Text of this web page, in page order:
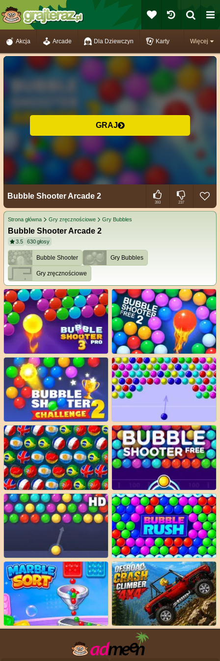
Więcej
Akcja Arcade Dla Dziewczyn Karty
GRAJ
Bubble Shooter Arcade 2
393 237
Strona główna Gry zręcznościowe Gry Bubbles
Bubble Shooter Arcade 2
3.5 630głosy
Bubble Shooter Gry Bubbles
Gry zręcznościowe